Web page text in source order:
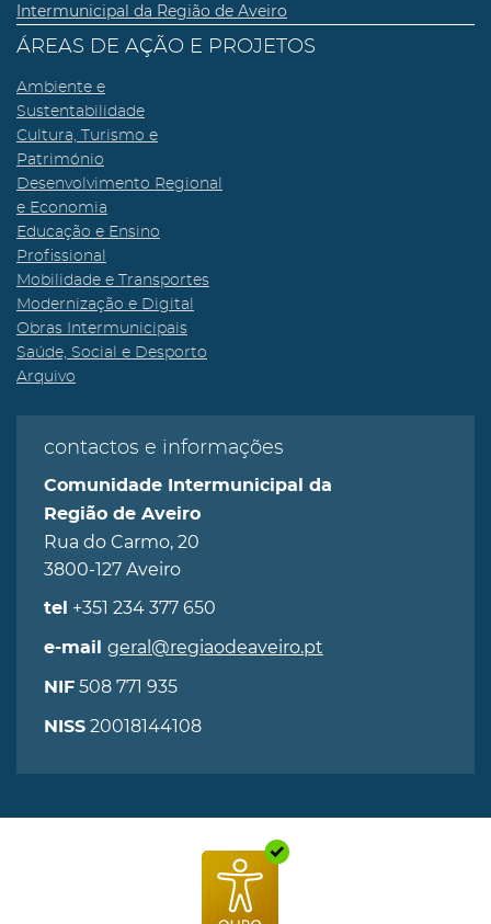
Intermunicipal da Região de Aveiro
ÁREAS DE AÇÃO E PROJETOS
Ambiente e
Sustentabilidade
Cultura, Turismo e
Património
Desenvolvimento Regional
e Economia
Educação e Ensino
Profissional
Mobilidade e Transportes
Modernização e Digital
Obras Intermunicipais
Saúde, Social e Desporto
Arquivo
contactos e informações
Comunidade Intermunicipal da
Região de Aveiro
Rua do Carmo, 20
3800-127 Aveiro
tel +351 234 377 650
e-mail geral@regiaodeaveiro.pt
NIF 508 771 935
NISS 20018144108